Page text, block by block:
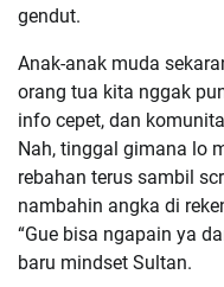
gendut.
Anak-anak muda
orang tua kita nggak
info cepet, dan
Nah, tinggal gimana lo
rebahan terus sambil
nambahin angka di
“Gue bisa ngapain ya
baru mindset Sultan.